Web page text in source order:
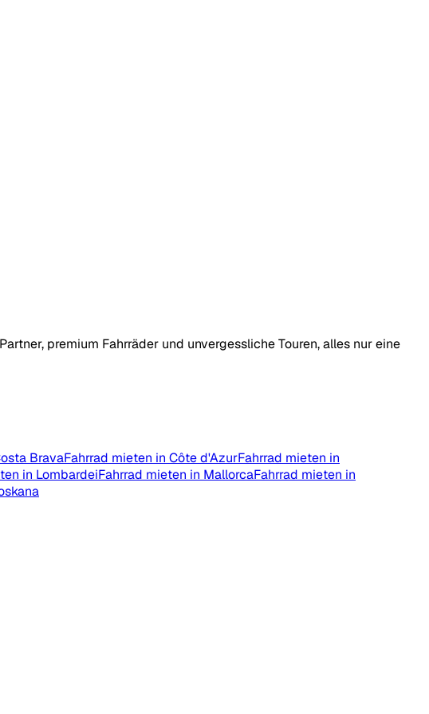
premium Fahrräder und unvergessliche Touren, alles nur eine
BravaFahrrad mieten in Côte d'AzurFahrrad mieten in
in LombardeiFahrrad mieten in MallorcaFahrrad mieten in